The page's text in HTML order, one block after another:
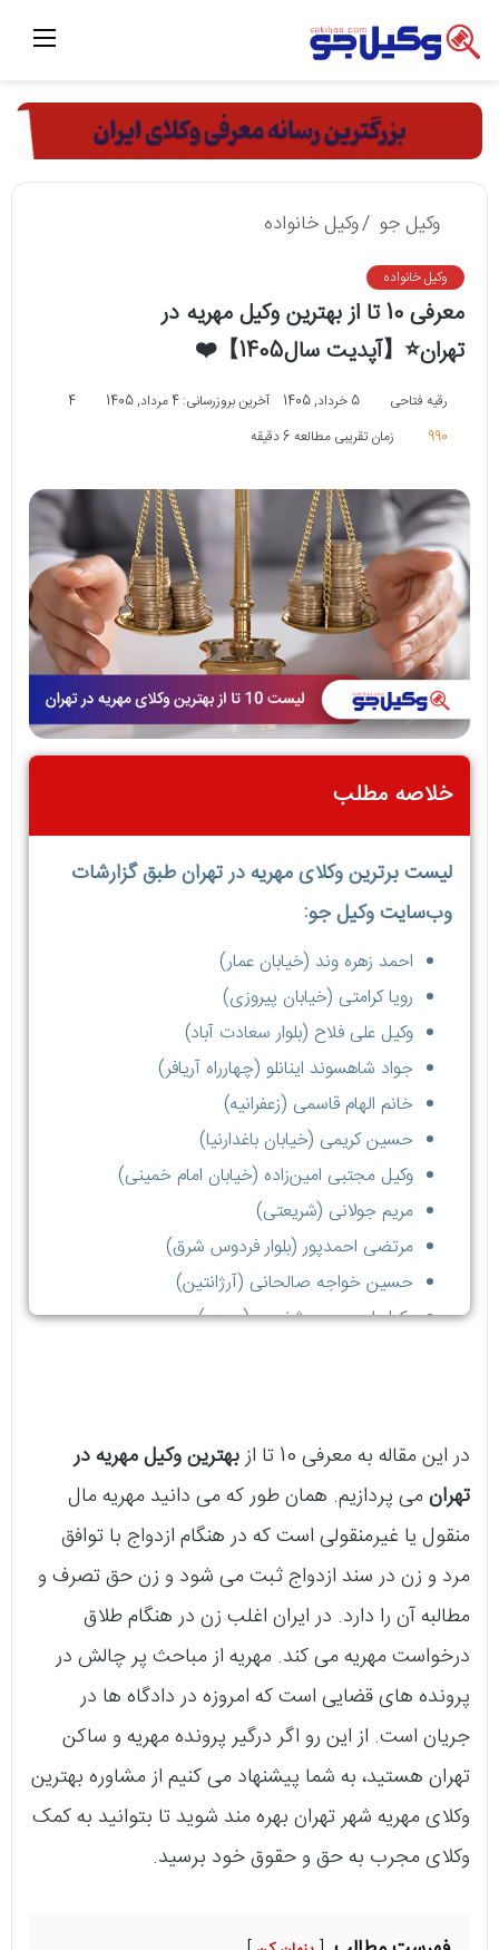
منو
وکیل جو /وکیل خانواده
وکیل خانواده
معرفی 10 تا از بهترین وکیل مهریه در
تهران⭐【آپدیت سال1405】❤️
رقیه فتاحی 5 خرداد, 1405 آخرین بروزرسانی: 4 مرداد, 1405
4
990
زمان تقریبی مطالعه 6 دقیقه
خلاصه مطلب
لیست برترین وکلای مهریه در تهران طبق گزارشات
وب‌سایت وکیل جو:
احمد زهره وند (خیابان عمار)
رویا کرامتی (خیابان پیروزی)
وکیل علی فلاح (بلوار سعادت آباد)
جواد شاهسوند اینانلو (چهارراه آریافر)
خانم الهام قاسمی (زعفرانیه)
حسین کریمی (خیابان باغدارنیا)
وکیل مجتبی امین‌زاده (خیابان امام خمینی)
مریم جولانی (شریعتی)
مرتضی احمدپور (بلوار فردوس شرق)
حسین خواجه صالحانی (آرژانتین)
وکیل امیرحسن شفیعی (جردن)
در این مقاله به معرفی 10 تا از
بهترین وکیل مهریه در
تهران می پردازیم. همان طور که می دانید مهریه مال
منقول یا غیرمنقولی است که در هنگام ازدواج با توافق
مرد و زن در سند ازدواج ثبت می شود و زن حق تصرف و
مطالبه آن را دارد. در ایران اغلب زن در هنگام طلاق
درخواست مهریه می کند. مهریه از مباحث پر چالش در
پرونده های قضایی است که امروزه در دادگاه ها در
جریان است. از این رو اگر درگیر پرونده مهریه و ساکن
تهران هستید، به شما پیشنهاد می کنیم از مشاوره بهترین
وکلای مهریه شهر تهران بهره مند شوید تا بتوانید به کمک
وکلای مجرب به حق و حقوق خود برسید.